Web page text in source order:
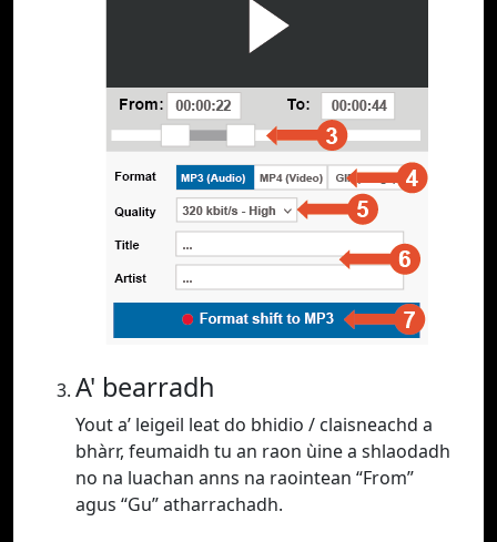
A' bearradh
Yout a’ leigeil leat do bhidio / claisneachd a
bhàrr, feumaidh tu an raon ùine a shlaodadh
no na luachan anns na raointean “From”
agus “Gu” atharrachadh.